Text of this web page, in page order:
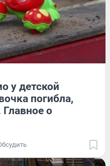
у детской
погибла,
о